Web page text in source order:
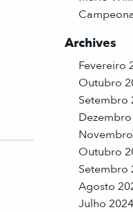
Archives
Fevereiro
Outubro
Setembro
Outubro
Setembro
Agosto
Julho 2024